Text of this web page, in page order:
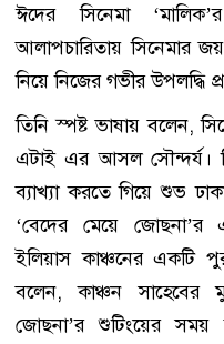
ঈদের সিনেমা
আলাপচারিতায় সিনেমার
নিয়ে নিজের গভীর উপলদ্ধি
তিনি স্পষ্ট ভাষায় বলেন,
এটাই এর আসল সৌন্দর্য।
ব্যাখ্যা করতে গিয়ে শুভ
‘বেদের মেয়ে জোছনা’র
ইলিয়াস কাঞ্চনের একটি
বলেন, কাঞ্চন সাহেবের
জোছনা’র শুটিংয়ের